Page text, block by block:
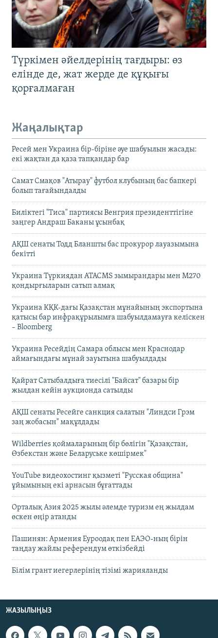
Түркімен әйелдерінің тағдыры: өз
елінде де, жат жерде де құқығы
қорғалмаған
Жаңалықтар
Ресей мен Украина бір-біріне әуе шабуылын жасады:
екі жақтан да қаза тапқандар бар
Самат Смақов "Атырау" футбол клубының бас бапкері
болып тағайындалды
Биліктегі "Тиса" партиясы Венгрия президенттігіне
заңгер Андраш Баканы ұсынбақ
АҚШ сенаты Тодд Бланшты бас прокурор лауазымына
бекітті
Украина Түркиядан ATACMS зымырандары мен M270
қондырғыларын сатып алмақ
Украина КҚК-дағы Қазақстан мұнайының экспортына
қатысы бар инфрақұрылымға шабуылдамауға келіскен
– Bloomberg
Украина Ресейдің Самара облысы мен Краснодар
аймағындағы мұнай зауытына шабуылдады
Қайрат Сатыбалдыға тиесілі "Байсат" базары бір
жылдан кейін аукционда сатылды
АҚШ сенаты Ресейге санкция салатын "Линдси Грэм
заң жобасын" мақұлдады
Wildberries қоймаларының бір бөлігін "Қазақстан,
Өзбекстан және Беларуське көшірмек"
YouTube видеохостинг қызметі "Русская община"
ұйымының екі арнасын бұғаттады
Орталық Азия 2025 жылы әлемде туризм ең жылдам
өскен өңір атанды
Пашинян: Армения Еуроодақ пен ЕАЭО-ның бірін
таңдау жайлы референдум өткізбейді
Білім грант иегерлерінің тізімі жарияланды
ЖАЗЫЛЫҢЫЗ